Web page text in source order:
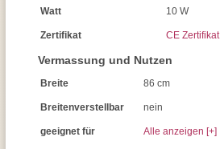
Watt 10 W
Zertifikat CE Zertifikat
Vermassung und Nutzen
Breite 86 cm
Breitenverstellbar nein
geeignet für Alle anzeigen [+]